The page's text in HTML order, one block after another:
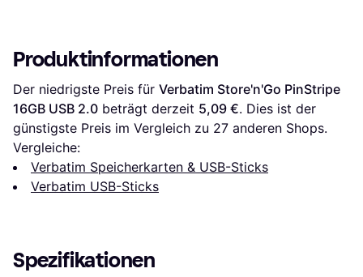
Produktinformationen
Der niedrigste Preis für Verbatim Store'n'Go PinStripe
16GB USB 2.0 beträgt derzeit 5,09 €. Dies ist der
günstigste Preis im Vergleich zu 27 anderen Shops.
Vergleiche:
Verbatim Speicherkarten & USB-Sticks
Verbatim USB-Sticks
Spezifikationen